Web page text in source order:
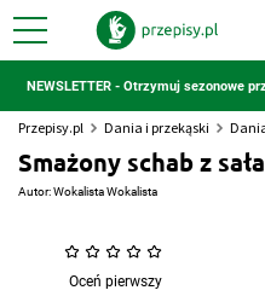
NEWSLETTER - Otrzymuj sezonowe
Przepisy.pl Dania i przekąski
Smażony schab z
Autor:Wokalista Wokalista
Oceń pierwszy